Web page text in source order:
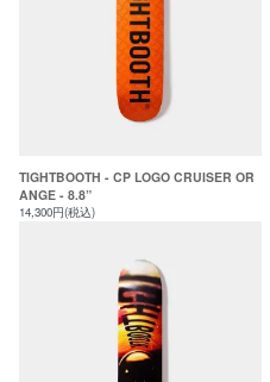
TIGHTBOOTH - CP LOGO CRUISER OR
ANGE - 8.8”
14,300円(税込)